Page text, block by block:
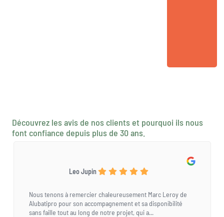
Découvrez les avis de nos clients et pourquoi ils nous
font confiance depuis plus de 30 ans.
Leo Jupin
Nous tenons à remercier chaleureusement Marc Leroy de
Alubatipro pour son accompagnement et sa disponibilité
sans faille tout au long de notre projet, qui a...